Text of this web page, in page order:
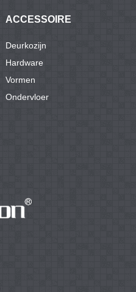
ACCESSOIRE
Deurkozijn
Hardware
Vormen
Ondervloer